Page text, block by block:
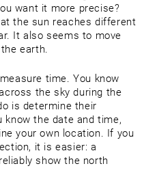
want it more precise?
the sun reaches different
It also seems to move
earth.
time. You know
the sky during the
is determine their
know the date and time,
your own location. If you
it is easier: a
show the north